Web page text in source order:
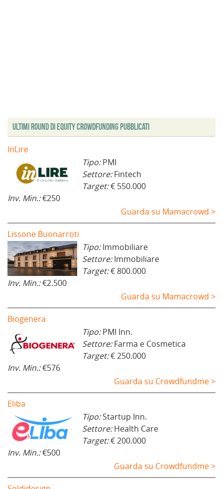
Ultimi Round di Equity Crowdfunding Pubblicati
InLire
Tipo:PMI
Settore:Fintech
Target:€ 550.000
Inv. Min.:€250
Guarda su Mamacrowd >
Lissone Buonarroti
Tipo:Immobiliare
Settore:Immobiliare
Target:€ 800.000
Inv. Min.:€2.500
Guarda su Mamacrowd >
Biogenera
Tipo:PMI Inn.
Settore:Farma e Cosmetica
Target:€ 250.000
Inv. Min.:€576
Guarda su Crowdfundme >
Eliba
Tipo:Startup Inn.
Settore:Health Care
Target:€ 200.000
Inv. Min.:€500
Guarda su Crowdfundme >